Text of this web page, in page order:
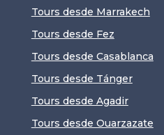
Tours desde Marrakech
Tours desde Fez
Tours desde Casablanca
Tours desde Tánger
Tours desde Agadir
Tours desde Ouarzazate